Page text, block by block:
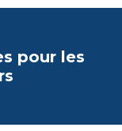
pour les